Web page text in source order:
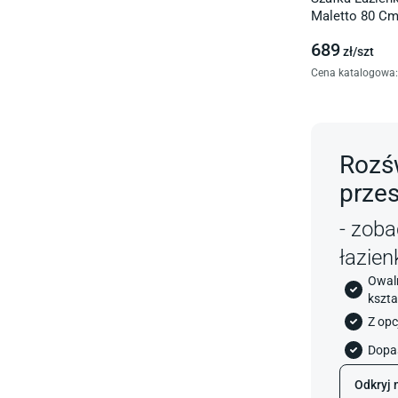
Maletto 80
689zł/szt
Cena katalogowa:
-
Z
Odkryj